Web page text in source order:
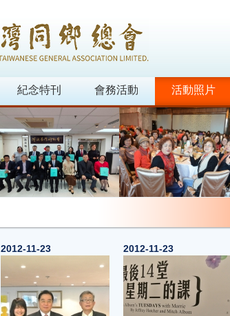
紀念特刊 會務活動 活動照片
2012-11-23 2012-11-23